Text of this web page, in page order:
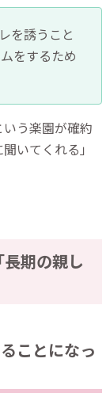
を誘うこと
をするため
う楽園が確約
いてくれる」
期の親し
ことになっ